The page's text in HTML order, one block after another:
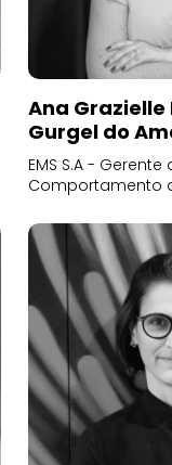
Ana
Gurgel do
EMS S.A -
Comportamento